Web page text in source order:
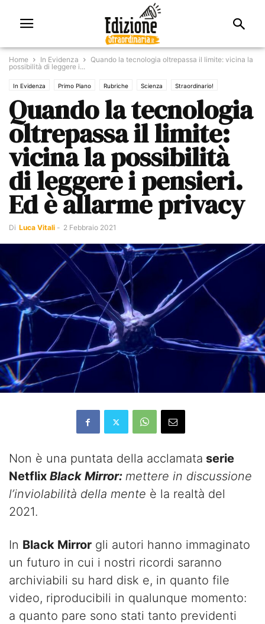
Home In Evidenza
Quando la tecnologia oltrepassa il limite: vicina la
possibilità di leggere i...
In Evidenza Primo Piano Rubriche Scienza Straordinario!
Quando la tecnologia
oltrepassa il limite:
vicina la possibilità
di leggere i pensieri.
Ed è allarme privacy
Di Luca Vitali - 2 Febbraio 2021
Non è una puntata della acclamata serie
Netflix Black Mirror: mettere in discussione
l’inviolabilità della mente è la realtà del
2021.
In Black Mirror gli autori hanno immaginato
un futuro in cui i nostri ricordi saranno
archiviabili su hard disk e, in quanto file
video, riproducibili in qualunque momento:
a quanto pare sono stati tanto previdenti